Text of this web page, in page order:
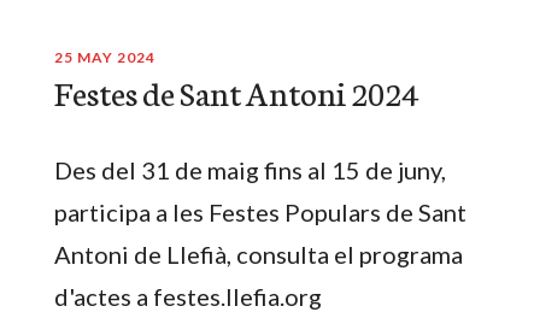
25 MAY 2024
Festes de Sant Antoni 2024
Des del 31 de maig fins al 15 de juny,
participa a les Festes Populars de Sant
Antoni de Llefià, consulta el programa
d'actes a festes.llefia.org